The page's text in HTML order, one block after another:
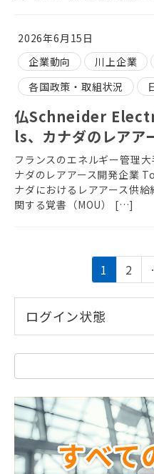
2026年6月15日
企業動向
川上企業
各国政策・取組状況
仏Schneider
ls、カナダのレアア
フランスのエネルギー管理
ナダのレアアース開発企業
ナダにおけるレアアース供
関する覚書（MOU） […]
ペ
り
固
定
ペ
ー
ジ
1
固
定
ペ
ジ
2
ログイン状態